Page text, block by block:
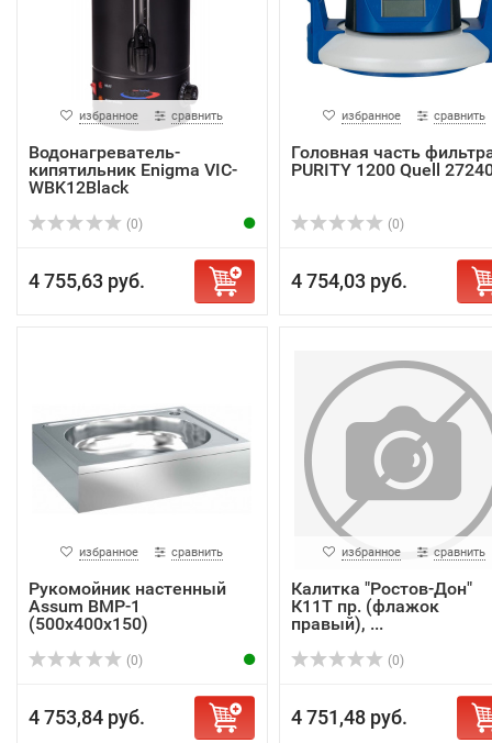
избранное сравнить
Водонагреватель-
кипятильник Enigma VIC-
WBK12Black
(0)
4 755,63 руб.
избранное сравнить
Головная часть
PURITY 1200 Quell
(0)
4 754,03 руб.
избранное сравнить
Рукомойник настенный
Assum ВМР-1
(500х400х150)
(0)
4 753,84 руб.
избранное сравнить
Калитка "Ростов-Дон"
К11Т пр. (флажок
правый), ...
(0)
4 751,48 руб.